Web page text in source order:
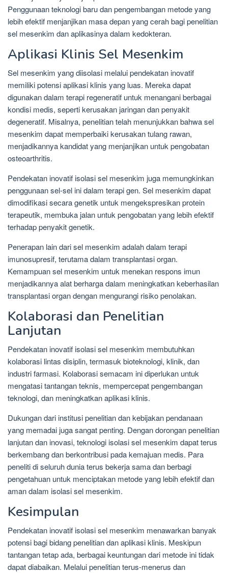
Penggunaan teknologi baru dan pengembangan metode yang
lebih efektif menjanjikan masa depan yang cerah bagi penelitian
sel mesenkim dan aplikasinya dalam kedokteran.
Aplikasi Klinis Sel Mesenkim
Sel mesenkim yang diisolasi melalui pendekatan inovatif
memiliki potensi aplikasi klinis yang luas. Mereka dapat
digunakan dalam terapi regeneratif untuk menangani berbagai
kondisi medis, seperti kerusakan jaringan dan penyakit
degeneratif. Misalnya, penelitian telah menunjukkan bahwa sel
mesenkim dapat memperbaiki kerusakan tulang rawan,
menjadikannya kandidat yang menjanjikan untuk pengobatan
osteoarthritis.
Pendekatan inovatif isolasi sel mesenkim juga memungkinkan
penggunaan sel-sel ini dalam terapi gen. Sel mesenkim dapat
dimodifikasi secara genetik untuk mengekspresikan protein
terapeutik, membuka jalan untuk pengobatan yang lebih efektif
terhadap penyakit genetik.
Penerapan lain dari sel mesenkim adalah dalam terapi
imunosupresif, terutama dalam transplantasi organ.
Kemampuan sel mesenkim untuk menekan respons imun
menjadikannya alat berharga dalam meningkatkan keberhasilan
transplantasi organ dengan mengurangi risiko penolakan.
Kolaborasi dan Penelitian
Lanjutan
Pendekatan inovatif isolasi sel mesenkim membutuhkan
kolaborasi lintas disiplin, termasuk bioteknologi, klinik, dan
industri farmasi. Kolaborasi semacam ini diperlukan untuk
mengatasi tantangan teknis, mempercepat pengembangan
teknologi, dan meningkatkan aplikasi klinis.
Dukungan dari institusi penelitian dan kebijakan pendanaan
yang memadai juga sangat penting. Dengan dorongan penelitian
lanjutan dan inovasi, teknologi isolasi sel mesenkim dapat terus
berkembang dan berkontribusi pada kemajuan medis. Para
peneliti di seluruh dunia terus bekerja sama dan berbagi
pengetahuan untuk menciptakan metode yang lebih efektif dan
aman dalam isolasi sel mesenkim.
Kesimpulan
Pendekatan inovatif isolasi sel mesenkim menawarkan banyak
potensi bagi bidang penelitian dan aplikasi klinis. Meskipun
tantangan tetap ada, berbagai keuntungan dari metode ini tidak
dapat diabaikan. Melalui penelitian terus-menerus dan